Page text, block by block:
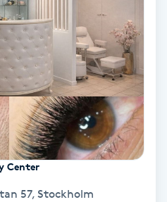
Center
57, Stockholm